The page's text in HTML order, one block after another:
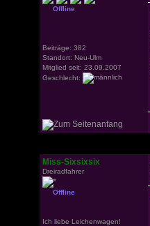
Offline
Beiträge: 382
Standort: Neu-Ulm
Mitglied seit: 23.09.2007
Geschlecht:
Miss-Sixsixsix
Dreiradfahrer
Offline
Ich liebe Leichenwagen!